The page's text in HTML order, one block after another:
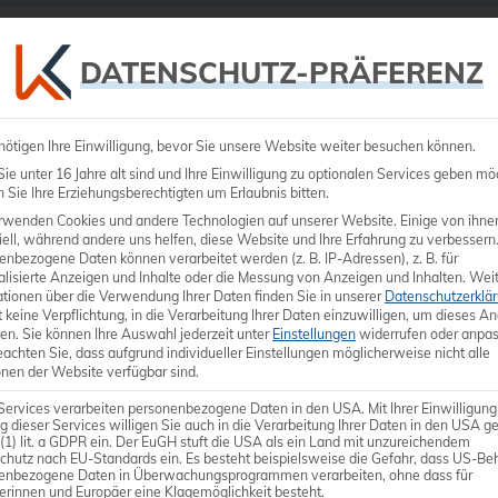
Ultraschall
SAMSUNG HS50 im
Sie vergleichbare Geräte dieser Kategorie,
auf Basis ähnlicher Features und Preise.
DATENSCHUTZ-PRÄFERENZ
Ihre Einwilligung, bevor Sie unsere Website weiter besuchen können.
unter 16 Jahre alt sind und Ihre Einwilligung zu optionalen Services geben
Sie Ihre Erziehungsberechtigten um Erlaubnis bitten.
Cookies und andere Technologien auf unserer Website. Einige von
während andere uns helfen, diese Website und Ihre Erfahrung zu verbessern.
Daten können verarbeitet werden (z. B. IP-Adressen), z. B. für
Anzeigen und Inhalte oder die Messung von Anzeigen und Inhalten.
über die Verwendung Ihrer Daten finden Sie in unserer
keine Verpflichtung, in die Verarbeitung Ihrer Daten einzuwilligen, um dieses
Sie können Ihre Auswahl jederzeit unter Einstellungen widerrufen oder
Sie, dass aufgrund individueller Einstellungen möglicherweise nicht alle
der Website verfügbar sind.
verarbeiten personenbezogene Daten in den USA. Mit Ihrer
dieser Services willigen Sie auch in die Verarbeitung Ihrer Daten in den USA
lit. a GDPR ein. Der EuGH stuft die USA als ein Land mit unzureichendem
nach EU-Standards ein. Es besteht beispielsweise die Gefahr, dass US-
Daten in Überwachungsprogrammen verarbeiten, ohne dass für
und Europäer eine Klagemöglichkeit besteht.